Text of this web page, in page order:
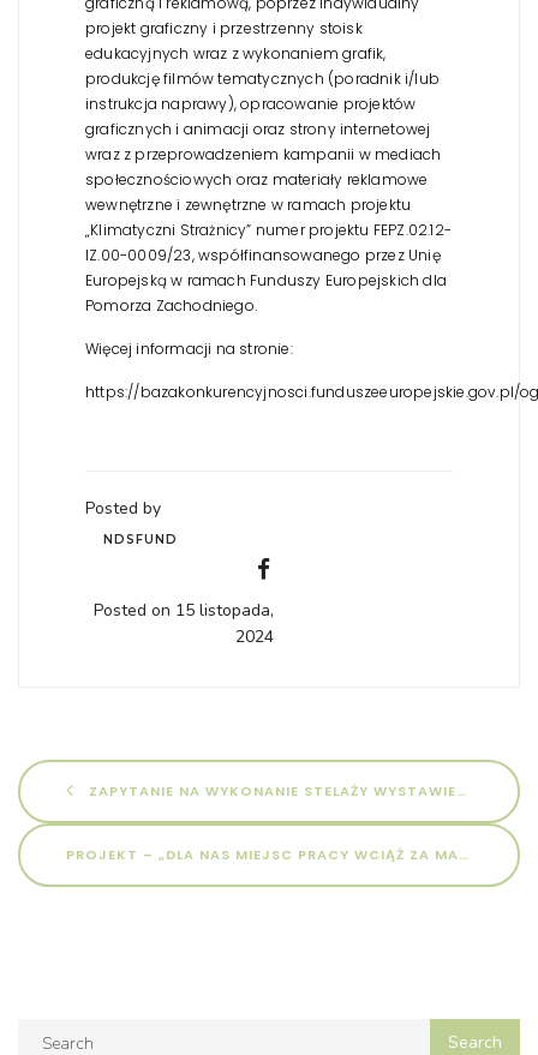
projekt graficzny i przestrzenny stoisk
edukacyjnych wraz z wykonaniem grafik,
produkcję filmów tematycznych (poradnik i/lub
instrukcja naprawy), opracowanie projektów
graficznych i animacji oraz strony internetowej
wraz z przeprowadzeniem kampanii w mediach
społecznościowych oraz materiały reklamowe
wewnętrzne i zewnętrzne w ramach projektu
„Klimatyczni Strażnicy” numer projektu FEPZ.02.12-
IZ.00-0009/23, współfinansowanego przez Unię
Europejską w ramach Funduszy Europejskich dla
Pomorza Zachodniego.
Więcej informacji na stronie:
https://bazakonkurencyjnosci.funduszeeuropejskie.gov.pl/
Posted by
NDSFUND
Posted on 15 listopada,
2024
ZAPYTANIE NA WYKONANIE STELAŻY WYSTAWIENNICZYCH, MAKIET I MONTAŻ STOSIK Z OŚWIETLENIEM – KLIMATYCZNI STRAŻNICY
PROJEKT – „DLA NAS MIEJSC PRACY WCIĄŻ ZA MAŁO – ZWIĘKSZENIE ZDOLNOŚCI DO ZATRUDNIENIA OSÓB Z NIEPEŁNOSPRAWNOŚCIĄ W POWIATOWYM ZAKŁADZIE AKTYWNOŚCI ZAWODOWEJ W WAŁCZU”